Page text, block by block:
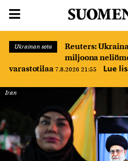
Ukrainan sota
Reuters:
miljoona
varastotilaa 7.8.2026 21:55 Lue
Iran